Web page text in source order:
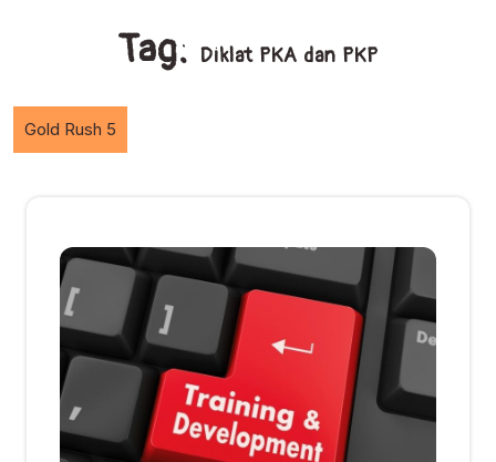
Tag: Diklat PKA dan PKP
Gold Rush 5